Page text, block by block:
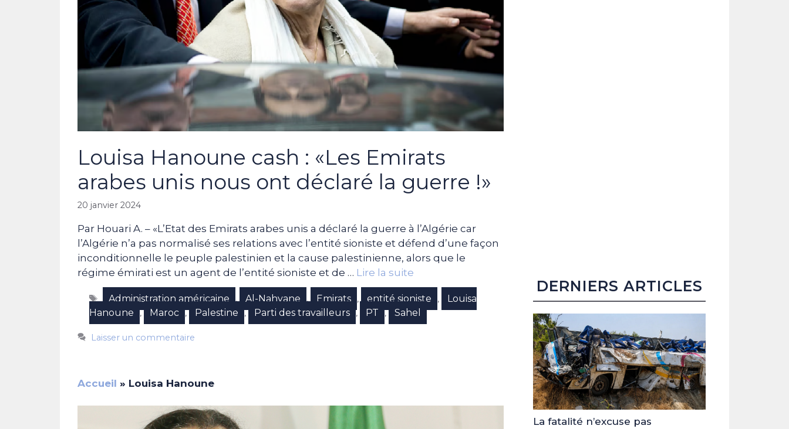
Louisa Hanoune cash : «Les Emirats
arabes unis nous ont déclaré la guerre !»
20 janvier 2024
Par Houari A. – «L’Etat des Emirats arabes unis a déclaré la guerre à l’Algérie car
l’Algérie n’a pas normalisé ses relations avec l’entité sioniste et défend d’une façon
inconditionnelle le peuple palestinien et la cause palestinienne, alors que le
régime émirati est un agent de l’entité sioniste et de … Lire la suite
Étiquettes
Administration américaine , Al-Nahyane , Emirats , entité sioniste ,
Louisa
Hanoune
, Maroc , Palestine , Parti des travailleurs , PT , Sahel
Laisser un commentaire
Accueil » Louisa Hanoune
DERNIERS ARTICLES
La fatalité n’excuse pas